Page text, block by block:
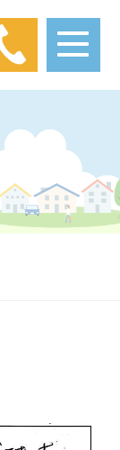
は関係あり
ってきておりま
で、ご注意くだ